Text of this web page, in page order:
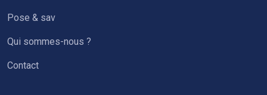
Pose & sav
Qui sommes-nous ?
Contact